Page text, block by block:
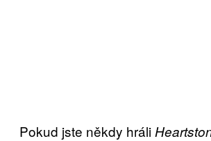
Pokud jste někdy hráli